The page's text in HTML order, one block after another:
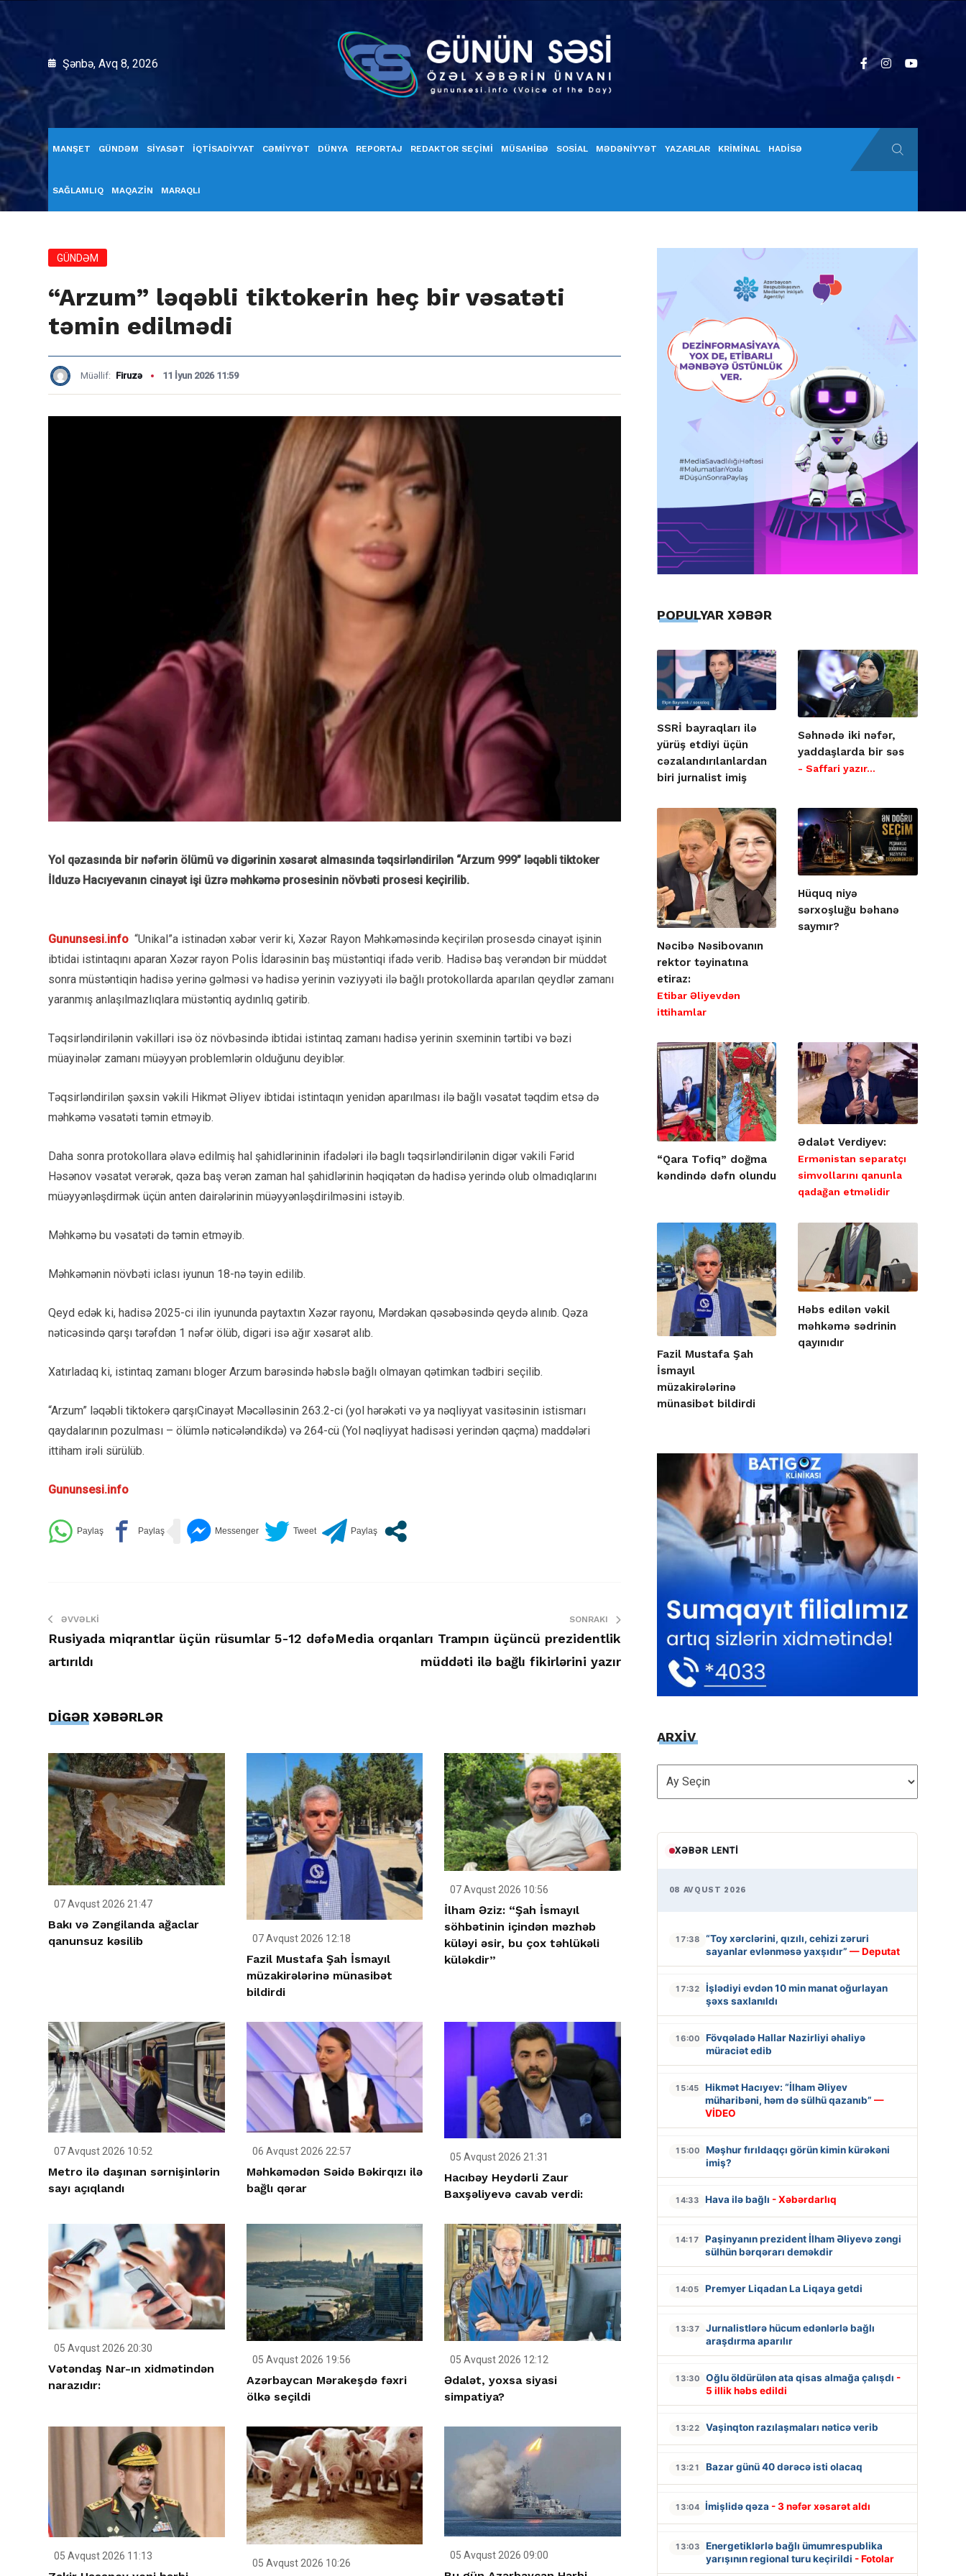
Şənbə, Avq 8, 2026
MANŞET GÜNDƏM SİYASƏT İQTİSADİYYAT CƏMİYYƏT DÜNYA REPORTAJ REDAKTOR SEÇİMİ MÜSAHİBƏ SOSİAL MƏDƏNİYYƏT YAZARLAR KRİMİNAL HADİSƏ
SAĞLAMLIQ MAQAZİN MARAQLI
GÜNDƏM
“Arzum” ləqəbli tiktokerin heç bir vəsatəti
təmin edilmədi
Müəllif: Firuzə 11 İyun 2026 11:59
Yol qəzasında bir nəfərin ölümü və digərinin xəsarət almasında təqsirləndirilən “Arzum 999” ləqəbli tiktoker
İlduzə Hacıyevanın cinayət işi üzrə məhkəmə prosesinin növbəti prosesi keçirilib.
Gununsesi.info “Unikal”a istinadən xəbər verir ki, Xəzər Rayon Məhkəməsində keçirilən prosesdə cinayət işinin
ibtidai istintaqını aparan Xəzər rayon Polis İdarəsinin baş müstəntiqi ifadə verib. Hadisə baş verəndən bir müddət
sonra müstəntiqin hadisə yerinə gəlməsi və hadisə yerinin vəziyyəti ilə bağlı protokollarda aparılan qeydlər zamanı
yaranmış anlaşılmazlıqlara müstəntiq aydınlıq gətirib.
Təqsirləndirilənin vəkilləri isə öz növbəsində ibtidai istintaq zamanı hadisə yerinin sxeminin tərtibi və bəzi
müayinələr zamanı müəyyən problemlərin olduğunu deyiblər.
Təqsirləndirilən şəxsin vəkili Hikmət Əliyev ibtidai istintaqın yenidən aparılması ilə bağlı vəsatət təqdim etsə də
məhkəmə vəsatəti təmin etməyib.
Daha sonra protokollara əlavə edilmiş hal şahidlərininin ifadələri ilə baglı təqsirləndirilənin digər vəkili Fərid
Həsənov vəsatət verərək, qəza baş verən zaman hal şahidlərinin həqiqətən də hadisə yerində olub olmadıqlarını
müəyyənləşdirmək üçün anten dairələrinin müəyyənləşdirilməsini istəyib.
Məhkəmə bu vəsatəti də təmin etməyib.
Məhkəmənin növbəti iclası iyunun 18-nə təyin edilib.
Qeyd edək ki, hadisə 2025-ci ilin iyununda paytaxtın Xəzər rayonu, Mərdəkan qəsəbəsində qeydə alınıb. Qəza
nəticəsində qarşı tərəfdən 1 nəfər ölüb, digəri isə ağır xəsarət alıb.
Xatırladaq ki, istintaq zamanı bloger Arzum barəsində həbslə bağlı olmayan qətimkan tədbiri seçilib.
“Arzum” ləqəbli tiktokerə qarşıCinayət Məcəlləsinin 263.2-ci (yol hərəkəti və ya nəqliyyat vasitəsinin istismarı
qaydalarının pozulması – ölümlə nəticələndikdə) və 264-cü (Yol nəqliyyat hadisəsi yerindən qaçma) maddələri
ittiham irəli sürülüb.
Gununsesi.info
ƏVVƏLKI
Rusiyada miqrantlar üçün rüsumlar 5-12 dəfə
artırıldı
SONRAKI
Media orqanları Trampın üçüncü prezidentlik
müddəti ilə bağlı fikirlərini yazır
DİGƏR XƏBƏRLƏR
07 Avqust 2026 21:47
Bakı və Zəngilanda ağaclar
qanunsuz kəsilib
07 Avqust 2026 12:18
Fazil Mustafa Şah İsmayıl
müzakirələrinə münasibət
bildirdi
07 Avqust 2026 10:56
İlham Əziz: “Şah İsmayıl
söhbətinin içindən məzhəb
küləyi əsir, bu çox təhlükəli
küləkdir”
07 Avqust 2026 10:52
Metro ilə daşınan sərnişinlərin
sayı açıqlandı
06 Avqust 2026 22:57
Məhkəmədən Səidə Bəkirqızı ilə
bağlı qərar
05 Avqust 2026 21:31
Hacıbəy Heydərli Zaur
Baxşəliyevə cavab verdi:
05 Avqust 2026 20:30
Vətəndaş Nar-ın xidmətindən
narazıdır:
05 Avqust 2026 19:56
Azərbaycan Mərakeşdə fəxri
ölkə seçildi
05 Avqust 2026 12:12
Ədalət, yoxsa siyasi
simpatiya?
05 Avqust 2026 11:13
05 Avqust 2026 10:26
05 Avqust 2026 09:00
POPULYAR XƏBƏR
SSRİ bayraqları ilə
yürüş etdiyi üçün
cəzalandırılanlardan
biri jurnalist imiş
Səhnədə iki nəfər,
yaddaşlarda bir səs
- Saffari yazır…
Nəcibə Nəsibovanın
rektor təyinatına
etiraz:
Etibar Əliyevdən
ittihamlar
Hüquq niyə
sərxoşluğu bəhanə
saymır?
“Qara Tofiq” doğma
kəndində dəfn olundu
Ədalət Verdiyev:
Ermənistan separatçı
simvollarını qanunla
qadağan etməlidir
Fazil Mustafa Şah
İsmayıl
müzakirələrinə
münasibət bildirdi
Həbs edilən vəkil
məhkəmə sədrinin
qayınıdır
ARXİV
ARXİV
XƏBƏR LENTI
08 AVQUST 2026
17:38
“Toy xərclərini, qızılı, cehizi zəruri
sayanlar evlənməsə yaxşıdır” — Deputat
17:32
İşlədiyi evdən 10 min manat oğurlayan
şəxs saxlanıldı
16:00
Fövqəladə Hallar Nazirliyi əhaliyə
müraciət edib
15:45
Hikmət Hacıyev: “İlham Əliyev
müharibəni, həm də sülhü qazanıb” —
VİDEO
15:00
Məşhur fırıldaqçı görün kimin kürəkəni
imiş?
14:33 Hava ilə bağlı - Xəbərdarlıq
14:17
Paşinyanın prezident İlham Əliyevə zəngi
sülhün bərqərarı deməkdir
14:05 Premyer Liqadan La Liqaya getdi
13:37
Jurnalistlərə hücum edənlərlə bağlı
araşdırma aparılır
13:30 Oğlu öldürülən ata qisas almağa çalışdı -
5 illik həbs edildi
13:22 Vaşinqton razılaşmaları nəticə verib
13:21 Bazar günü 40 dərəcə isti olacaq
13:04 İmişlidə qəza - 3 nəfər xəsarət aldı
13:03
Energetiklərlə bağlı ümumrespublika
yarışının regional turu keçirildi - Fotolar